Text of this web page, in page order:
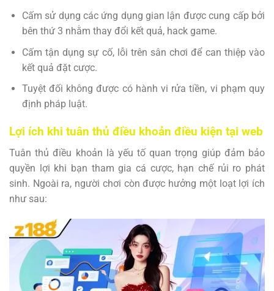
Cấm sử dụng các ứng dụng gian lận được cung cấp bởi
bên thứ 3 nhằm thay đổi kết quả, hack game.
Cấm tận dụng sự cố, lỗi trên sân chơi để can thiệp vào
kết quả đặt cược.
Tuyệt đối không được có hành vi rửa tiền, vi phạm quy
định pháp luật.
Lợi ích khi tuân thủ điều khoản điều kiện tại web
Tuân thủ điều khoản là yếu tố quan trọng giúp đảm bảo
quyền lợi khi bạn tham gia cá cược, hạn chế rủi ro phát
sinh. Ngoài ra, người chơi còn được hưởng một loạt lợi ích
như sau: